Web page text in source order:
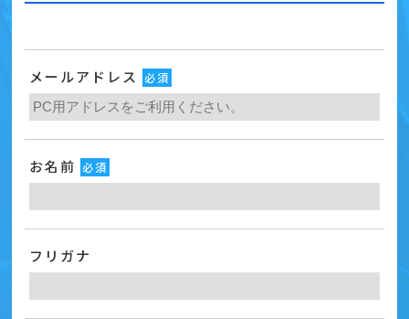
メールアドレス 必須
お名前 必須
フリガナ